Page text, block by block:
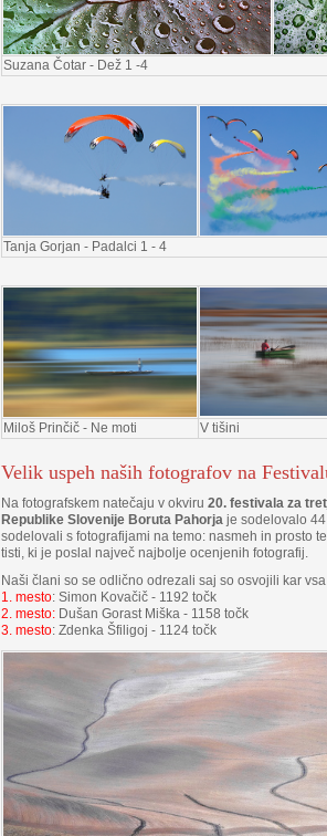
Suzana Čotar - Dež 1 -4
Tanja Gorjan - Padalci 1 - 4
Miloš Prinčič - Ne moti V tišini
Velik uspeh naših fotografov na
Na fotografskem natečaju v okviru 20. festivala za
Republike Slovenije Boruta Pahorja je sodelovalo
sodelovali s fotografijami na temo: nasmeh in prosto
tisti, ki je poslal največ najbolje ocenjenih fotografij.
Naši člani so se odlično odrezali saj so osvojili kar
1. mesto: Simon Kovačič - 1192 točk
2. mesto: Dušan Gorast Miška - 1158 točk
3. mesto: Zdenka Šfiligoj - 1124 točk